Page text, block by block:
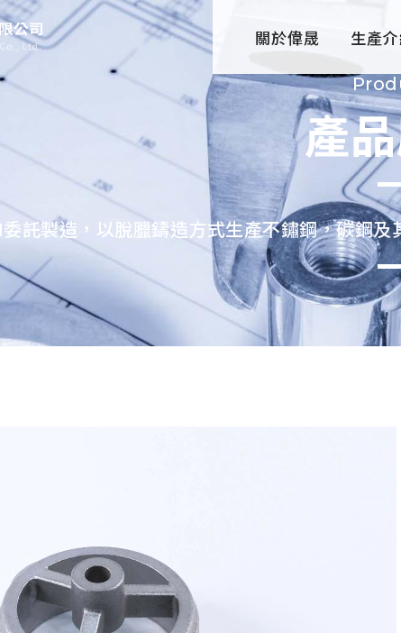
關於偉晟 生產
產
託製造，以脫臘鑄造方式生產不鏽鋼，碳鋼